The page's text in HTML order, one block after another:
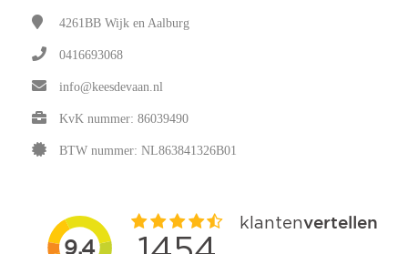
4261BB Wijk en Aalburg
0416693068
info@keesdevaan.nl
KvK nummer: 86039490
BTW nummer: NL863841326B01